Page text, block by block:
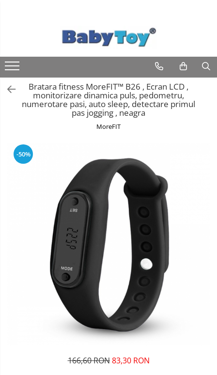
Bratara fitness MoreFIT™ B26 , Ecran LCD ,
monitorizare dinamica puls, pedometru,
numerotare pasi, auto sleep, detectare primul
pas jogging , neagra
MoreFIT
-50%
166,60 RON 83,30 RON